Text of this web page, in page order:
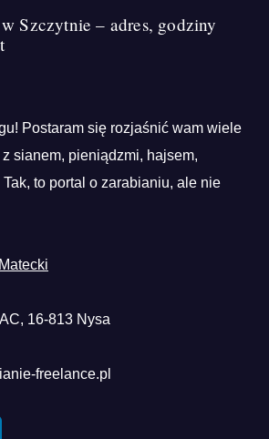
Szczytnie – adres, godziny
Postaram się rozjaśnić wam wiele
sianem, pieniądzmi, hajsem,
to portal o zarabianiu, ale nie
16-813 Nysa
freelance.pl